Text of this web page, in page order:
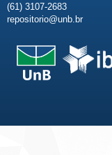
(61) 3107-2683
repositorio@unb.br